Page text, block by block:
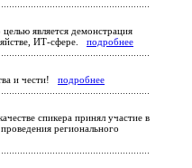
является демонстрация
ИТ-сфере. подробнее
и чести! подробнее
спикера принял участие в
регионального